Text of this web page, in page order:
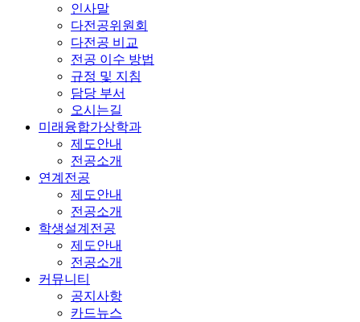
인사말
다전공위원회
다전공 비교
전공 이수 방법
규정 및 지침
담당 부서
오시는길
미래융합가상학과
제도안내
전공소개
연계전공
제도안내
전공소개
학생설계전공
제도안내
전공소개
커뮤니티
공지사항
카드뉴스